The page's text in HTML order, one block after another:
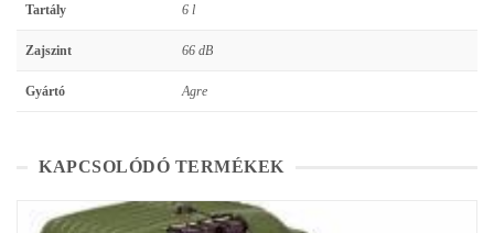
Tartály 6 l
Zajszint 66 dB
Gyártó Agre
KAPCSOLÓDÓ TERMÉKEK